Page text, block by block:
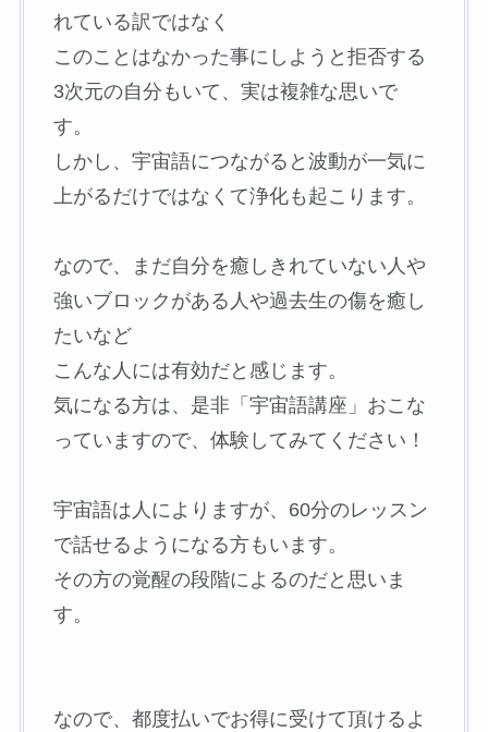
れている訳ではなく
このことはなかった事にしようと拒否する
3次元の自分もいて、実は複雑な思いで
す。
しかし、宇宙語につながると波動が一気に
上がるだけではなくて浄化も起こります。
なので、まだ自分を癒しきれていない人や
強いブロックがある人や過去生の傷を癒し
たいなど
こんな人には有効だと感じます。
気になる方は、是非「宇宙語講座」おこな
っていますので、体験してみてください！
宇宙語は人によりますが、60分のレッスン
で話せるようになる方もいます。
その方の覚醒の段階によるのだと思いま
す。
なので、都度払いでお得に受けて頂けるよ